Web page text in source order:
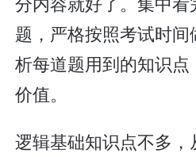
题，严格按照考试时
析每道题用到的知识
价值。
逻辑基础知识点不多，